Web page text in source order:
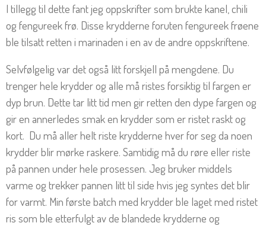
I tillegg til dette fant jeg oppskrifter som brukte kanel, chili
og fengureek frø. Disse krydderne foruten fengureek frøene
ble tilsatt retten i marinaden i en av de andre oppskriftene.
Selvfølgelig var det også litt forskjell på mengdene. Du
trenger hele krydder og alle må ristes forsiktig til fargen er
dyp brun. Dette tar litt tid men gir retten den dype fargen og
gir en annerledes smak en krydder som er ristet raskt og
kort. Du må aller helt riste krydderne hver for seg da noen
krydder blir mørke raskere. Samtidig må du røre eller riste
på pannen under hele prosessen. Jeg bruker middels
varme og trekker pannen litt til side hvis jeg syntes det blir
for varmt. Min første batch med krydder ble laget med ristet
ris som ble etterfulgt av de blandede krydderne og